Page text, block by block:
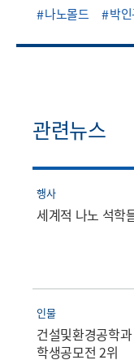
나노몰드
박
관련뉴스
행사
인물
건설및환경공학
학생공모전 2위